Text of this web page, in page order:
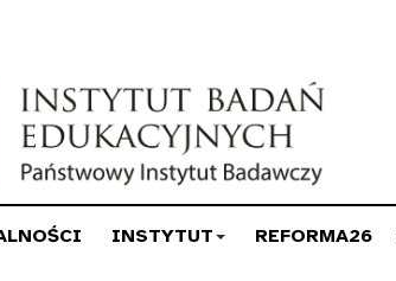
INSTYTUT REFORMA26